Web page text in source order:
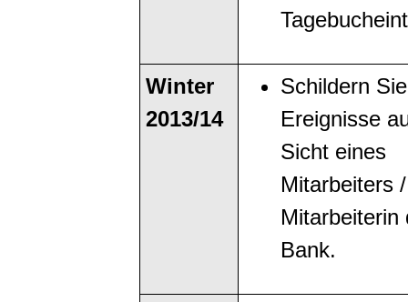
Winter
2013/14
Schildern
Ereignisse
Sicht eines
Mitarbeiters
Mitarbeiterin
Bank.